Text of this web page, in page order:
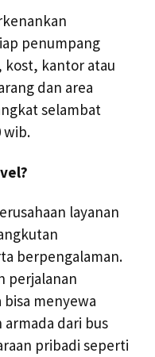
penumpang
kantor atau
dan area
selambat
wib.
layanan
berpengalaman.
perjalanan
menyewa
dari bus
pribadi seperti